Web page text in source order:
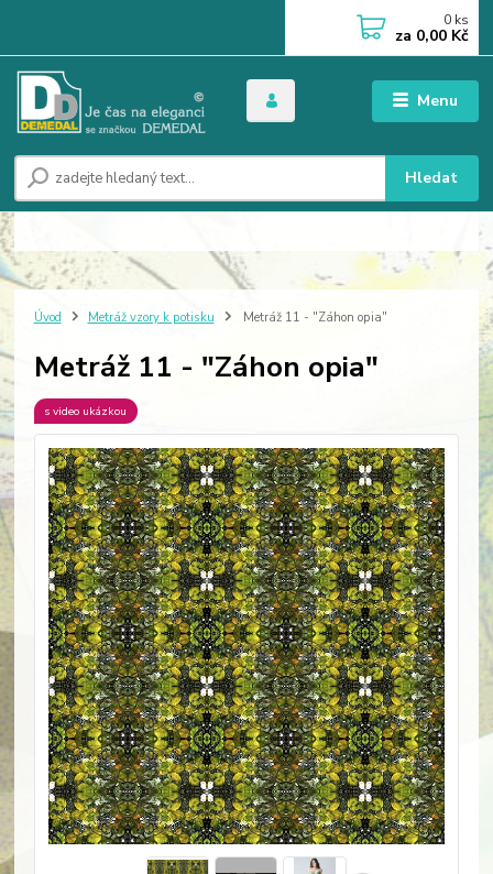
Menu
Hledat
0 ks
za 0,00 Kč
Úvod Metráž vzory k potisku Metráž 11 - "Záhon opia"
Metráž 11 - "Záhon opia"
s video ukázkou